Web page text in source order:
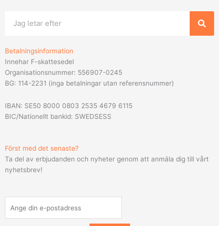
Betalningsinformation
Innehar F-skattesedel
Organisationsnummer: 556907-0245
BG: 114-2231 (inga betalningar utan referensnummer)
IBAN: SE50 8000 0803 2535 4679 6115
BIC/Nationellt bankid: SWEDSESS
Först med det senaste?
Ta del av erbjudanden och nyheter genom att anmäla dig till vårt
nyhetsbrev!